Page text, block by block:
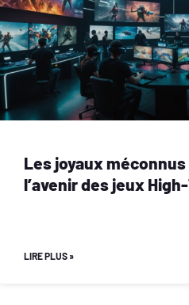
Les joyaux
l’avenir des jeux
LIRE PLUS »